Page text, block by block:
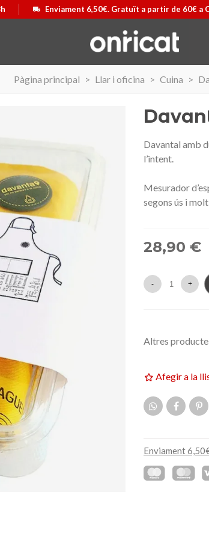
Enviament 6,50€. Gratuït a partir de 60€ a
Pàgina principal > Llar i oficina > Cuina >
Davantal amb
l’intent.
Mesurador
segons ús i
28,90 €
- +
Altres
Afegir a la
Enviament
II
NOVETAT